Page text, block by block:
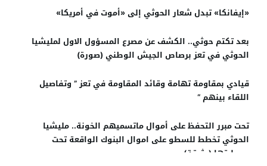
«إيفانكا» تبدل شعار الحوثي إلى «أموت في أمريكا»
بعد تكتم حوثي.. الكشف عن مصرع المسؤول الاول لمليشيا
الحوثي في تعز برصاص الجيش الوطني (صورة)
قيادي بمقاومة تهامة وقائد المقاومة في تعز ” وتفاصيل
اللقاء بينهم “
تحت مبرر التحفظ على أموال ماتسميهم الخونة.. مليشيا
الحوثي تخطط للسطو على اموال البنوك الواقعة تحت
سيطرتها (وثيقة)